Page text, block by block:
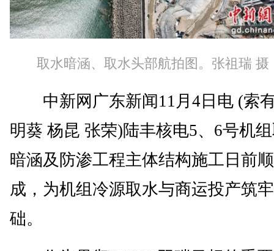
取水暗涵、取水头部航拍图。张祖瑞 摄
中新网广东新闻11月4日电 (索
明葵 杨昆 张荣)陆丰核电5、6号机
暗涵及防渗工程主体结构施工日前
成，为机组冷源取水与商运投产筑
础。